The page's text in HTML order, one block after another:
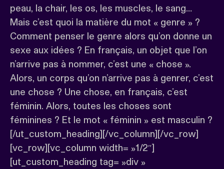
peau, la chair, les os, les muscles, le sang…
Mais c’est quoi la matière du mot « genre » ?
Comment penser le genre alors qu’on donne un
sexe aux idées ? En français, un objet que l’on
n’arrive pas à nommer, c’est une « chose ».
Alors, un corps qu’on n’arrive pas à genrer, c’est
une chose ? Une chose, en français, c’est
féminin. Alors, toutes les choses sont
féminines ? Et le mot « féminin » est masculin ?
[/ut_custom_heading][/vc_column][/vc_row]
[vc_row][vc_column width= »1/2″]
[ut_custom_heading tag= »div »